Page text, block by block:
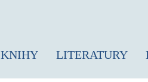
KNIHY LITERATURY